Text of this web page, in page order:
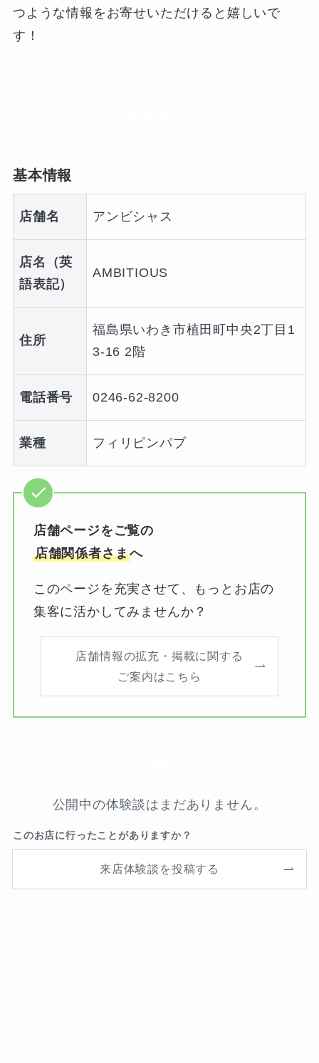
つような情報をお寄せいただけると嬉しいで
す！
基本情報
店舗名 アンビシャス
店名（英
語表記）
AMBITIOUS
住所
福島県いわき市植田町中央2丁目1
3-16 2階
電話番号 0246-62-8200
業種 フィリピンパブ
店舗ページをご覧の
店舗関係者さまへ
このページを充実させて、もっとお店の
集客に活かしてみませんか？
店舗情報の拡充・掲載に関する
ご案内はこちら
公開中の体験談はまだありません。
このお店に行ったことがありますか？
来店体験談を投稿する